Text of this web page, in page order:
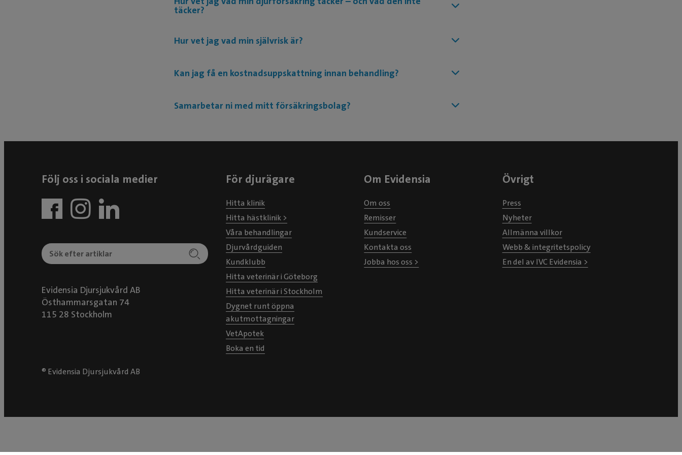
täcker?
Hur vet jag vad min självrisk är?
Kan jag få en kostnadsuppskattning innan behandling?
Samarbetar ni med mitt försäkringsbolag?
Följ oss i sociala medier
Evidensia Djursjukvård AB
Östhammarsgatan 74
115 28 Stockholm
För djurägare
Hitta klinik
Hitta hästklinik >
Våra behandlingar
Djurvårdguiden
Kundklubb
Hitta veterinär i Göteborg
Hitta veterinär i Stockholm
Dygnet runt öppna
akutmottagningar
VetApotek
Boka en tid
Om Evidensia
Om oss
Remisser
Kundservice
Kontakta oss
Jobba hos oss >
Övrigt
Press
Nyheter
Allmänna villkor
Webb & integritetspolicy
En del av IVC Evidensia >
® Evidensia Djursjukvård AB